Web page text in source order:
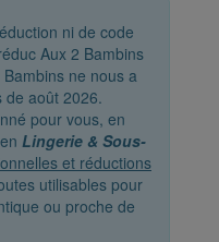
ni de code
Aux 2 Bambins
ne nous a
de août 2026.
pour vous, en
Lingerie & Sous-
et réductions
utilisables pour
ou proche de